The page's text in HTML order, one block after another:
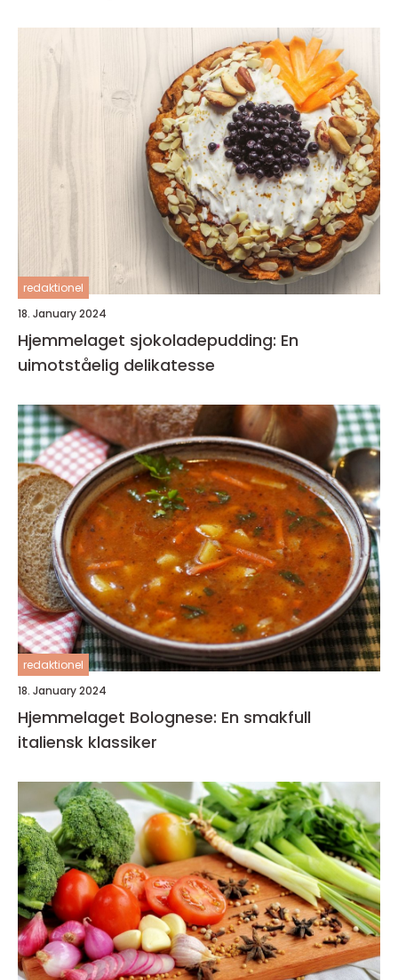
redaktionel
18. January 2024
Hjemmelaget sjokoladepudding: En
uimotståelig delikatesse
redaktionel
18. January 2024
Hjemmelaget Bolognese: En smakfull
italiensk klassiker